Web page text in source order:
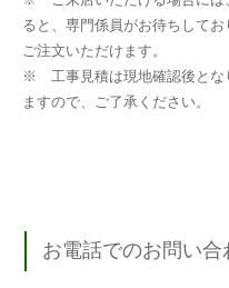
ると、専門係員がお待ちして
ご注文いただけます。
※ 工事見積は現地確認後とな
ますので、ご了承ください。
お電話でのお問い合